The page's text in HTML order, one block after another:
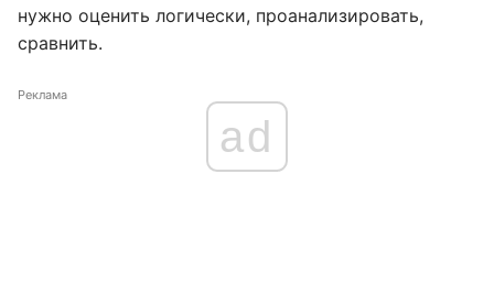
нужно оценить логически, проанализировать,
сравнить.
Реклама
ad